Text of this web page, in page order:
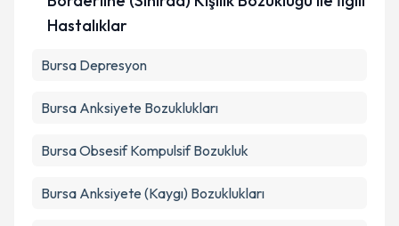
Hastalıklar
Bursa Depresyon
Bursa Anksiyete Bozuklukları
Bursa Obsesif Kompulsif Bozukluk
Bursa Anksiyete (Kaygı) Bozuklukları